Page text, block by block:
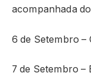
acompanhada
6 de Setembro –
7 de Setembro –